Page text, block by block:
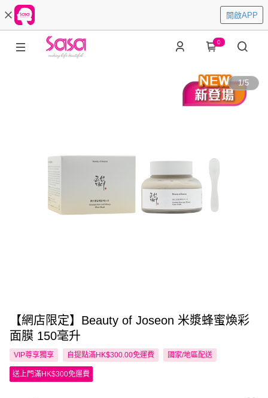
開啟APP
0
1/5
【網店限定】Beauty of Joseon 米漿蜂蜜煥彩
面膜 150毫升
VIP尊享獨享 自提點滿HK$300.00免運費 國家/地區配送
送上門滿HK$300免運費